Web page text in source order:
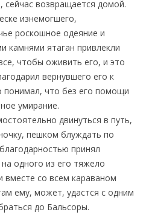
возвращается домой.
изнемогшего,
роскошное одеяние и
камнями ятаган привлекли
чтобы оживить его, и это
вернувшего его к
понимал, что без его помощи
умирание.
двинуться в путь,
пешком блуждать по
принял
одного из его тяжело
вместе со всем караваном
ему, может, удастся с одним
до Бальсоры.